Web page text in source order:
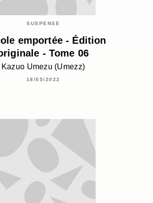
SUSPENSE
emportée - Édition
- Tome 06
Kazuo Umezu (Umezz)
18/05/2022